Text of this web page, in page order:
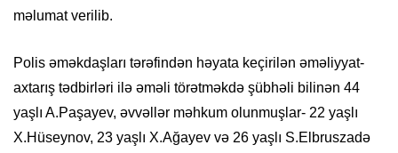
məlumat verilib.
Polis əməkdaşları tərəfindən həyata keçirilən əməliyyat-
axtarış tədbirləri ilə əməli törətməkdə şübhəli bilinən 44
yaşlı A.Paşayev, əvvəllər məhkum olunmuşlar- 22 yaşlı
X.Hüseynov, 23 yaşlı X.Ağayev və 26 yaşlı S.Elbruszadə